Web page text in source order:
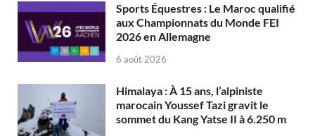
Sports Équestres : Le Maroc qualifié
aux Championnats du Monde FEI
2026 en Allemagne
6 août 2026
Himalaya : À 15 ans, l’alpiniste
marocain Youssef Tazi gravit le
sommet du Kang Yatse II à 6.250 m